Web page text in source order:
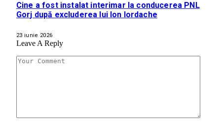
Cine a fost instalat interimar la conducerea PNL
Gorj după excluderea lui Ion Iordache
23 iunie 2026
Leave A Reply